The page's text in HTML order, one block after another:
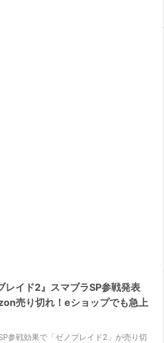
レイド2』スマブラSP参戦発表
売り切れ！eショップでも急上
参戦効果で「ゼノブレイド2」が売り切